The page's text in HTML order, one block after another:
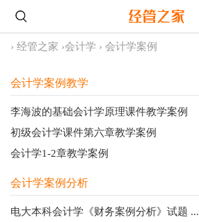
› 经管之家 ›会计学 › 会计学案例
会计学案例教学
李海波的基础会计学原理课件教学案例
初级会计学课件第六章教学案例
会计学1-2章教学案例
会计学案例分析
电大本科会计学《财务案例分析》试题 ...